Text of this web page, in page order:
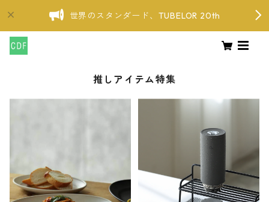
世界のスタンダード、TUBELOR 20th
推しアイテム特集